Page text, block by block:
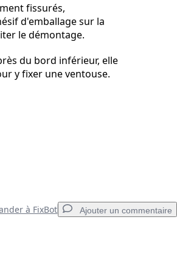
fissurés,
d'emballage sur la
le démontage.
du bord inférieur, elle
y fixer une ventouse.
à FixBot Ajouter un commentaire